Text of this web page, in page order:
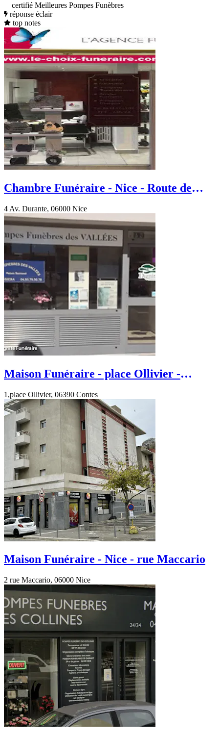
certifié Meilleures Pompes Funèbres
réponse éclair
top notes
Chambre Funéraire - Nice - Route de
4 Av. Durante, 06000 Nice
Maison Funéraire - place Ollivier -
1,place Ollivier, 06390 Contes
Maison Funéraire - Nice - rue Maccario
2 rue Maccario, 06000 Nice